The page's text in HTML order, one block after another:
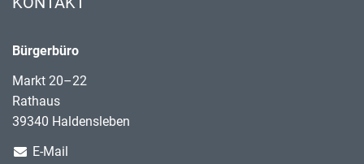
Bürgerbüro
Markt 20–22
Rathaus
39340 Haldensleben
E-Mail